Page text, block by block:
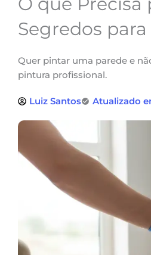
Segredos
Quer pintar uma parede e
pintura profissional.
Luiz Santos Atualizado